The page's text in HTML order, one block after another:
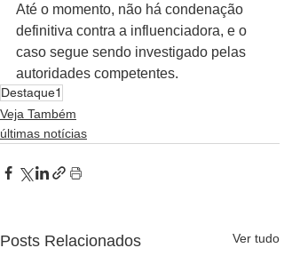
Até o momento, não há condenação
definitiva contra a influenciadora, e o
caso segue sendo investigado pelas
autoridades competentes.
Destaque1
Veja Também
últimas notícias
Posts Relacionados Ver tudo